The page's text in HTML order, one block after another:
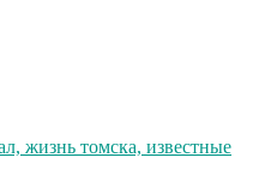
жизнь томска, известные